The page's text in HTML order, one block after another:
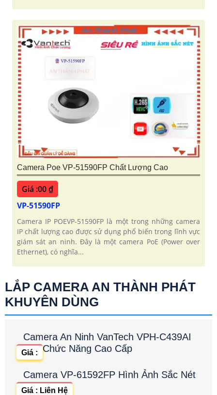
Camera Poe VP-51590FP Chất Lượng Cao
Giá :00 ₫
VP-51590FP
Camera IP POEVP-51590FP là một trong những camera
IP chất lượng cao được sử dụng phổ biến trong lĩnh vực
giám sát an ninh. Đây là một camera PoE (Power over
Ethernet), có nghĩa...
LẮP CAMERA AN THÀNH PHÁT
KHUYÊN DÙNG
Camera An Ninh VanTech VPH-C439AI
Chức Năng Cao Cấp
Giá :
Camera VP-61592FP Hình Ảnh Sắc Nét
Giá : Liên Hệ